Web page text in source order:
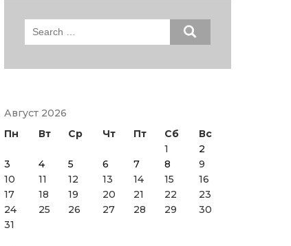
Search
Август 2026
Пн
Вт Ср Чт Пт Сб
Вс
1
2
3
4 5 6 7 8
9
10
11 12 13 14 15
16
17
18 19 20 21 22
23
24
25 26 27 28 29
30
31